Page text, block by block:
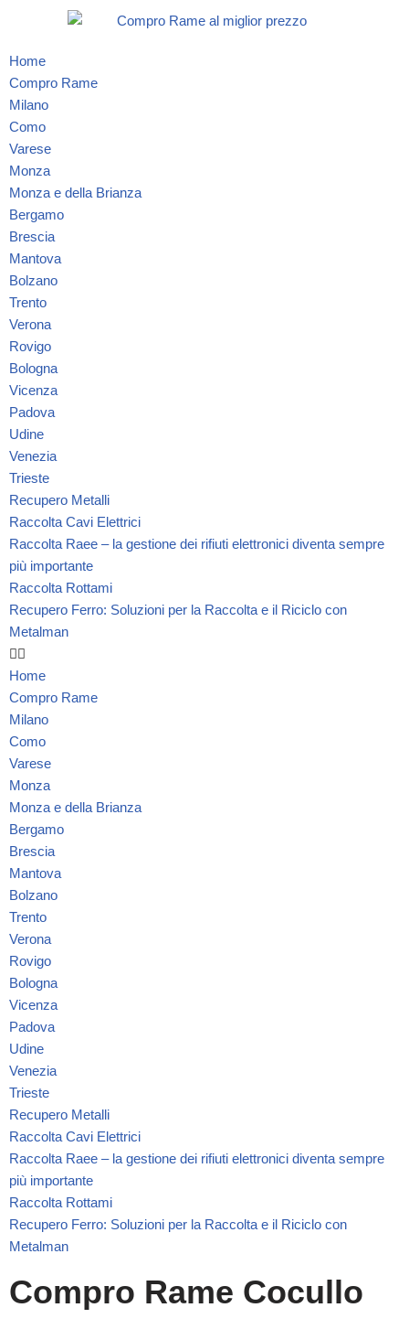
al
contenuto
Home
Compro Rame
Milano
Como
Varese
Monza
Monza e della Brianza
Bergamo
Brescia
Mantova
Bolzano
Trento
Verona
Rovigo
Bologna
Vicenza
Padova
Udine
Venezia
Trieste
Recupero Metalli
Raccolta Cavi Elettrici
Raccolta Raee – la gestione dei rifiuti elettronici diventa sempre
più importante
Raccolta Rottami
Recupero Ferro: Soluzioni per la Raccolta e il Riciclo con
Metalman
Home
Compro Rame
Milano
Como
Varese
Monza
Monza e della Brianza
Bergamo
Brescia
Mantova
Bolzano
Trento
Verona
Rovigo
Bologna
Vicenza
Padova
Udine
Venezia
Trieste
Recupero Metalli
Raccolta Cavi Elettrici
Raccolta Raee – la gestione dei rifiuti elettronici diventa sempre
più importante
Raccolta Rottami
Recupero Ferro: Soluzioni per la Raccolta e il Riciclo con
Metalman
Compro Rame Cocullo